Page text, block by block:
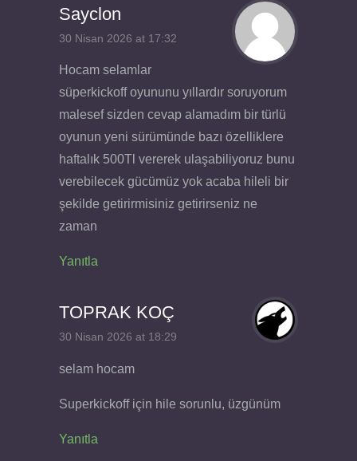
Sayclon
30 Nisan 2026 at 17:32
Hocam selamlar
süperkickoff oyununu yıllardır soruyorum
malesef sizden cevap alamadım bir türlü
oyunun yeni sürümünde bazı özelliklere
haftalık 500Tl vererek ulaşabiliyoruz bunu
verebilecek gücümüz yok acaba hileli bir
şekilde getirirmisiniz getirirseniz ne
zaman
Yanıtla
TOPRAK KOÇ
30 Nisan 2026 at 18:29
selam hocam
Superkickoff için hile sorunlu, üzgünüm
Yanıtla